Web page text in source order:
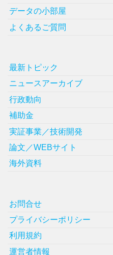
データの小部屋
よくあるご質問
最新トピック
ニュースアーカイブ
行政動向
補助金
実証事業／技術開発
論文／WEBサイト
海外資料
お問合せ
プライバシーポリシー
利用規約
運営者情報